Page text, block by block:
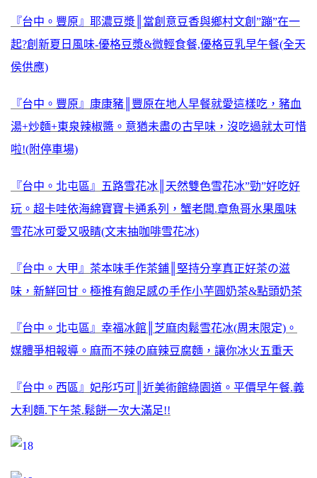
『台中。豐原』耶濃豆漿║當創意豆香與鄉村文創”蹦”在一
起?創新夏日風味-優格豆漿&微輕食餐,優格豆乳早午餐(全天
侯供應)
『台中。豐原』康康豬║豐原在地人早餐就愛這樣吃，豬血
湯+炒麵+東泉辣椒醬。意猶未盡の古早味，沒吃過就太可惜
啦!(附停車場)
『台中。北屯區』五路雪花冰║天然雙色雪花冰”勁”好吃好
玩。超卡哇依海綿寶寶卡通系列，蟹老闆.章魚哥水果風味
雪花冰可愛又吸睛(文末抽咖啡雪花冰)
『台中。大甲』茶本味手作茶鋪║堅持分享真正好茶の滋
味，新鮮回甘。極推有飽足感の手作小芋圓奶茶&點頭奶茶
『台中。北屯區』幸福冰館║芝麻肉鬆雪花冰(周末限定)。
媒體爭相報導。麻而不辣の麻辣豆腐麵，讓你冰火五重天
『台中。西區』妃彤巧可║近美術館綠園道。平價早午餐.義
大利麵.下午茶.鬆餅一次大滿足!!